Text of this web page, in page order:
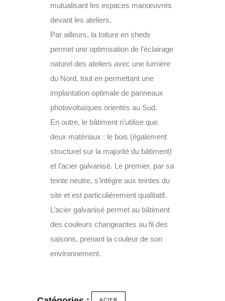
mutualisant les espaces manœuvrés
devant les ateliers.
Par ailleurs, la toiture en sheds
permet une optimisation de l’éclairage
naturel des ateliers avec une lumière
du Nord, tout en permettant une
implantation optimale de panneaux
photovoltaïques orientés au Sud.
En outre, le bâtiment n’utilise que
deux matériaux : le bois (également
structurel sur la majorité du bâtiment)
et l’acier galvanisé. Le premier, par sa
teinte neutre, s’in­tègre aux teintes du
site et est particulièrement qualitatif.
L’acier galvanisé permet au bâtiment
des couleurs changeantes au fil des
saisons, prenant la couleur de son
environnement.
ACIER